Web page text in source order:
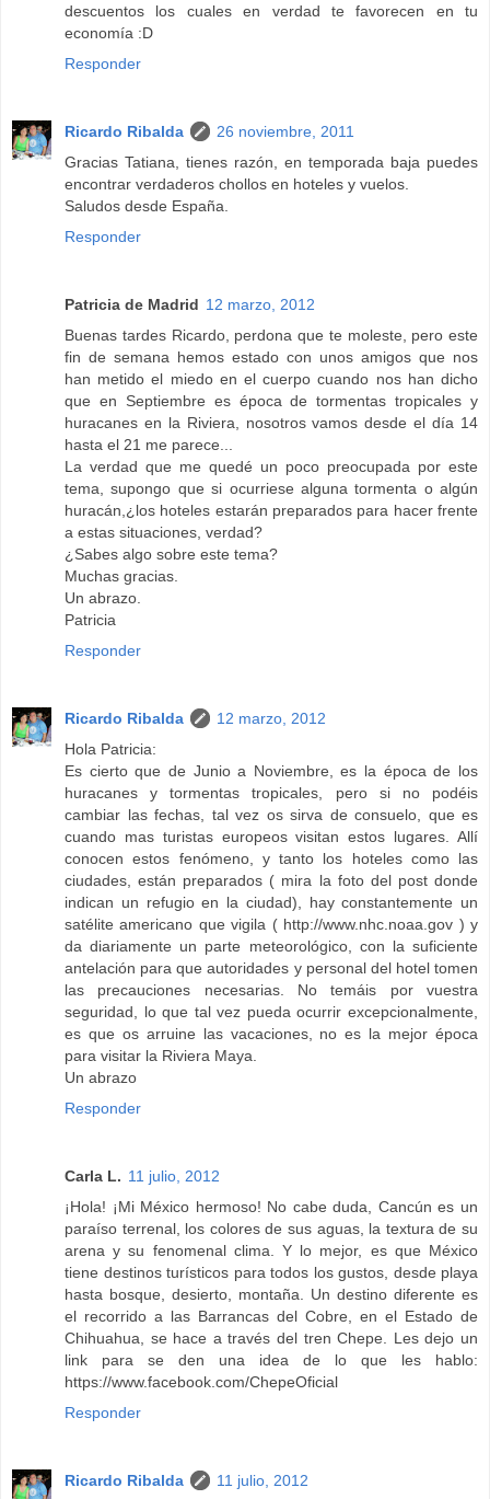
descuentos los cuales en verdad te favorecen en tu
economía :D
Responder
Ricardo Ribalda
26 noviembre, 2011
Gracias Tatiana, tienes razón, en temporada baja puedes
encontrar verdaderos chollos en hoteles y vuelos.
Saludos desde España.
Responder
Patricia de Madrid 12 marzo, 2012
Buenas tardes Ricardo, perdona que te moleste, pero este
fin de semana hemos estado con unos amigos que nos
han metido el miedo en el cuerpo cuando nos han dicho
que en Septiembre es época de tormentas tropicales y
huracanes en la Riviera, nosotros vamos desde el día 14
hasta el 21 me parece...
La verdad que me quedé un poco preocupada por este
tema, supongo que si ocurriese alguna tormenta o algún
huracán,¿los hoteles estarán preparados para hacer frente
a estas situaciones, verdad?
¿Sabes algo sobre este tema?
Muchas gracias.
Un abrazo.
Patricia
Responder
Ricardo Ribalda
12 marzo, 2012
Hola Patricia:
Es cierto que de Junio a Noviembre, es la época de los
huracanes y tormentas tropicales, pero si no podéis
cambiar las fechas, tal vez os sirva de consuelo, que es
cuando mas turistas europeos visitan estos lugares. Allí
conocen estos fenómeno, y tanto los hoteles como las
ciudades, están preparados ( mira la foto del post donde
indican un refugio en la ciudad), hay constantemente un
satélite americano que vigila ( http://www.nhc.noaa.gov ) y
da diariamente un parte meteorológico, con la suficiente
antelación para que autoridades y personal del hotel tomen
las precauciones necesarias. No temáis por vuestra
seguridad, lo que tal vez pueda ocurrir excepcionalmente,
es que os arruine las vacaciones, no es la mejor época
para visitar la Riviera Maya.
Un abrazo
Responder
Carla L. 11 julio, 2012
¡Hola! ¡Mi México hermoso! No cabe duda, Cancún es un
paraíso terrenal, los colores de sus aguas, la textura de su
arena y su fenomenal clima. Y lo mejor, es que México
tiene destinos turísticos para todos los gustos, desde playa
hasta bosque, desierto, montaña. Un destino diferente es
el recorrido a las Barrancas del Cobre, en el Estado de
Chihuahua, se hace a través del tren Chepe. Les dejo un
link para se den una idea de lo que les hablo:
https://www.facebook.com/ChepeOficial
Responder
Ricardo Ribalda 11 julio, 2012